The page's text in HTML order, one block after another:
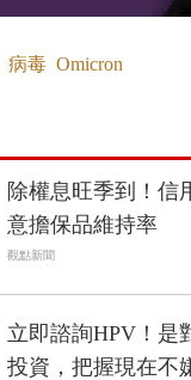
病毒 Omicron
除權息旺季到！信
意擔保品維持率
觀點新聞
立即諮詢HPV！是
投資，把握現在不